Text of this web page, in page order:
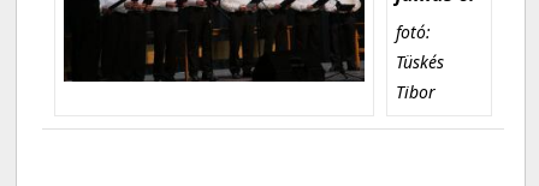
fotó:
Tüskés
Tibor